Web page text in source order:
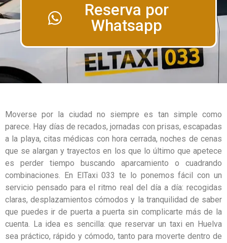
Reserva por
Whatsapp
Moverse por la ciudad no siempre es tan simple como
parece. Hay días de recados, jornadas con prisas, escapadas
a la playa, citas médicas con hora cerrada, noches de cenas
que se alargan y trayectos en los que lo último que apetece
es perder tiempo buscando aparcamiento o cuadrando
combinaciones. En ElTaxi 033 te lo ponemos fácil con un
servicio pensado para el ritmo real del día a día: recogidas
claras, desplazamientos cómodos y la tranquilidad de saber
que puedes ir de puerta a puerta sin complicarte más de la
cuenta. La idea es sencilla: que reservar un taxi en Huelva
sea práctico, rápido y cómodo, tanto para moverte dentro de